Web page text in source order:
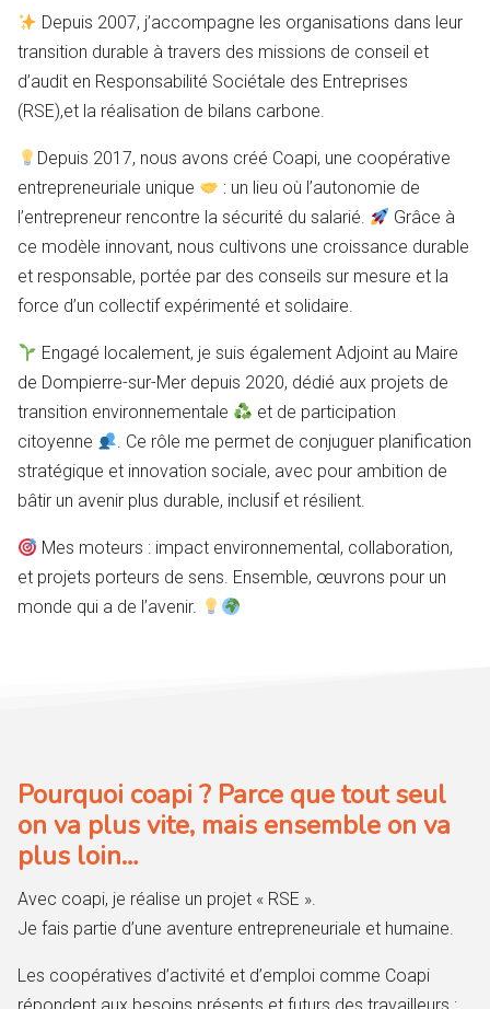
Depuis 2007, j’accompagne les organisations dans leur
transition durable à travers des missions de conseil et
d’audit en Responsabilité Sociétale des Entreprises
(RSE),et la réalisation de bilans carbone.
Depuis 2017, nous avons créé Coapi, une coopérative
entrepreneuriale unique
: un lieu où l’autonomie de
l’entrepreneur rencontre la sécurité du salarié.
Grâce à
ce modèle innovant, nous cultivons une croissance durable
et responsable, portée par des conseils sur mesure et la
force d’un collectif expérimenté et solidaire.
Engagé localement, je suis également Adjoint au Maire
de Dompierre-sur-Mer depuis 2020, dédié aux projets de
transition environnementale
et de participation
citoyenne
. Ce rôle me permet de conjuguer planification
stratégique et innovation sociale, avec pour ambition de
bâtir un avenir plus durable, inclusif et résilient.
Mes moteurs : impact environnemental, collaboration,
et projets porteurs de sens. Ensemble, œuvrons pour un
monde qui a de l’avenir.
Pourquoi coapi ? Parce que tout seul
on va plus vite, mais ensemble on va
plus loin…
Avec coapi, je réalise un projet « RSE ».
Je fais partie d’une aventure entrepreneuriale et humaine.
Les coopératives d’activité et d’emploi comme Coapi